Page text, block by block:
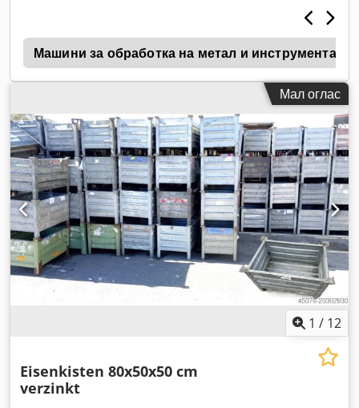
Машини за обработка на метал и
Мал оглас
1 / 12
Eisenkisten 80x50x50 cm
verzinkt